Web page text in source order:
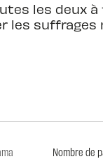
les deux
les suffrages
Nombre de